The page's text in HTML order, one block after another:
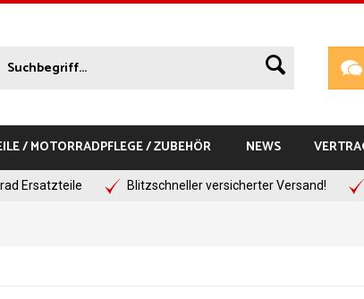
/ MOTORRADPFLEGE / ZUBEHÖR NEWS
Ersatzteile Blitzschneller versicherter Versand!